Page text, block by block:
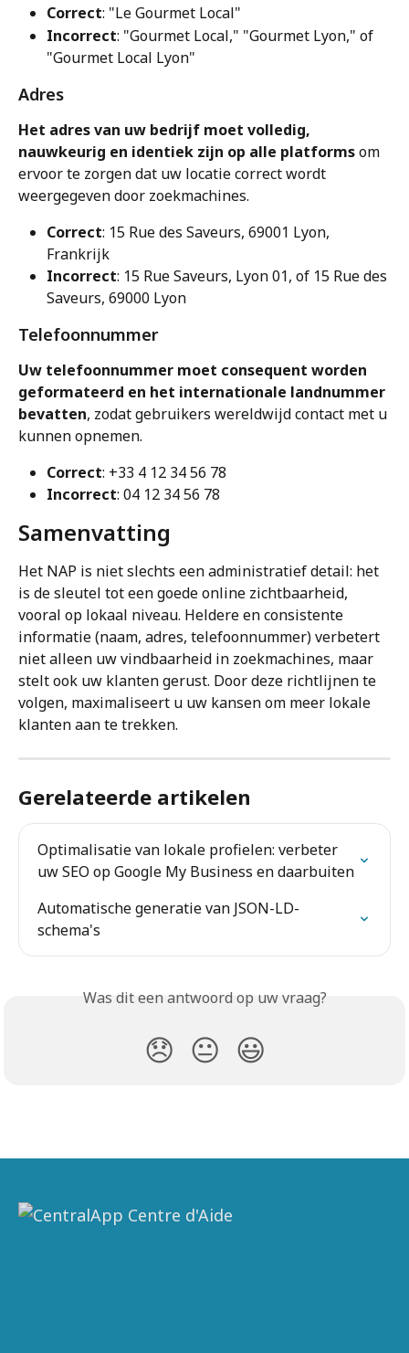
Correct: "Le Gourmet Local"
Incorrect: "Gourmet Local," "Gourmet Lyon," of
"Gourmet Local Lyon"
Adres
Het adres van uw bedrijf moet volledig,
nauwkeurig en identiek zijn op alle platforms om
ervoor te zorgen dat uw locatie correct wordt
weergegeven door zoekmachines.
Correct: 15 Rue des Saveurs, 69001 Lyon,
Frankrijk
Incorrect: 15 Rue Saveurs, Lyon 01, of 15 Rue des
Saveurs, 69000 Lyon
Telefoonnummer
Uw telefoonnummer moet consequent worden
geformateerd en het internationale landnummer
bevatten, zodat gebruikers wereldwijd contact met u
kunnen opnemen.
Correct: +33 4 12 34 56 78
Incorrect: 04 12 34 56 78
Samenvatting
Het NAP is niet slechts een administratief detail: het
is de sleutel tot een goede online zichtbaarheid,
vooral op lokaal niveau. Heldere en consistente
informatie (naam, adres, telefoonnummer) verbetert
niet alleen uw vindbaarheid in zoekmachines, maar
stelt ook uw klanten gerust. Door deze richtlijnen te
volgen, maximaliseert u uw kansen om meer lokale
klanten aan te trekken.
Gerelateerde artikelen
Optimalisatie van lokale profielen: verbeter
uw SEO op Google My Business en daarbuiten
Automatische generatie van JSON-LD-
schema's
Was dit een antwoord op uw vraag?
😞 😐 😃